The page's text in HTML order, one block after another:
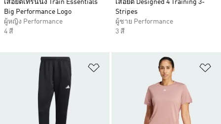
เสื้อยืดเทรนนิง Train Essentials
Big Performance Logo
ผู้หญิง Performance
4 สี
เสื้อยืด Designed 4 Training 3-
Stripes
ผู้ชาย Performance
3 สี
เพิ่มไปยังรายการสินค้าโปรด